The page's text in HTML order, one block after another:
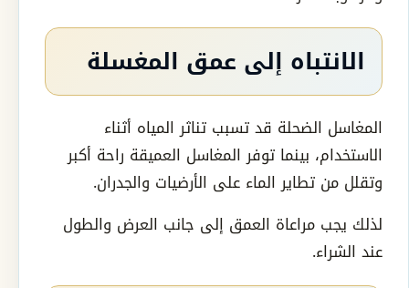
الانتباه إلى عمق المغسلة
المغاسل الضحلة قد تسبب تناثر المياه أثناء
الاستخدام، بينما توفر المغاسل العميقة راحة أكبر
وتقلل من تطاير الماء على الأرضيات والجدران.
لذلك يجب مراعاة العمق إلى جانب العرض والطول
عند الشراء.